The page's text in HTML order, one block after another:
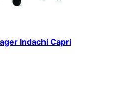
Indachi Capri